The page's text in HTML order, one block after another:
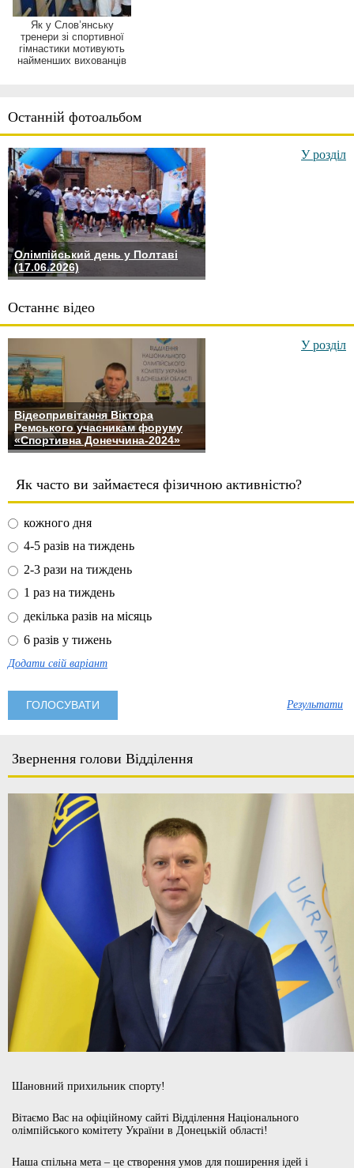
Останній фотоальбом
Олімпійський день у Полтаві
(17.06.2026)
У розділ
Останнє відео
Відеопривітання Віктора
Ремського учасникам форуму
«Спортивна Донеччина-2024»
У розділ
Як часто ви займаєтеся фізичною активністю?
кожного дня
4-5 разів на тиждень
2-3 рази на тиждень
1 раз на тиждень
декілька разів на місяць
6 разів у тижень
Додати свій варіант
Результати
Звернення голови Відділення
Шановний прихильник спорту!
Вітаємо Вас на офіційному сайті Відділення Національного
олімпійського комітету України в Донецькій області!
Наша спільна мета – це створення умов для поширення ідей і
Як у Слов’янську
тренери зі спортивної
гімнастики мотивують
найменших вихованців